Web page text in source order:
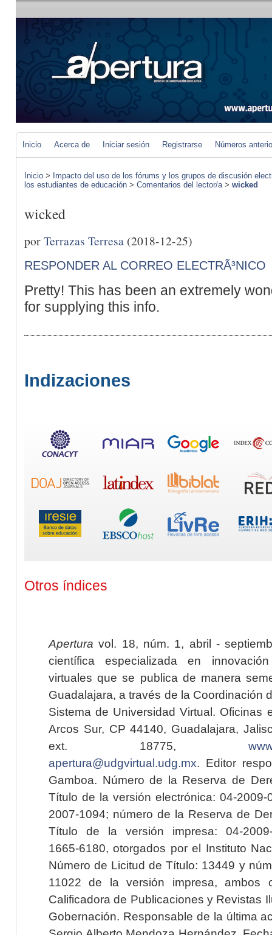
Inicio Acerca de Iniciar sesión Registrarse Números
Inicio > Impacto del uso de los fórums y los grupos de discusión
los estudiantes de educación > Comentarios del lector/a> wicked
wicked
porTerrazas Terresa (2018-12-25)
RESPONDER AL CORREO ELECTRÃ³NICO
Pretty! This has been an extremely
for supplying this info.
Indizaciones
Otros índices
Apertura vol. 18, núm. 1, abril -
científica especializada en
virtuales que se publica de manera
Guadalajara, a través de la Coordinación
Sistema de Universidad Virtual. Oficinas
Arcos Sur, CP 44140, Guadalajara,
ext. 18775,
apertura@udgvirtual.udg.mx. Editor
Gamboa. Número de la Reserva de
Título de la versión electrónica: 04-2009-
2007-1094; número de la Reserva de
Título de la versión impresa: 04-2009-
1665-6180, otorgados por el Instituto
Número de Licitud de Título: 13449 y
11022 de la versión impresa, ambos
Calificadora de Publicaciones y Revistas
Gobernación. Responsable de la última